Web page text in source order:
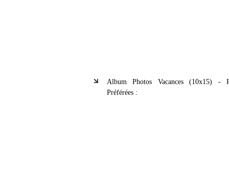
Album Photos Vacances (10x15) -
Préférées :